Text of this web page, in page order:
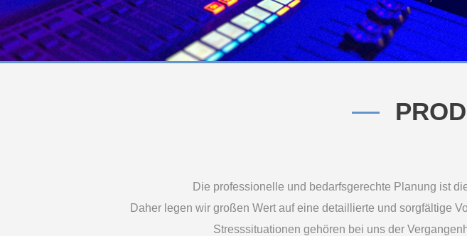
Die professionelle und bedarfsgerechte Planung ist
Daher legen wir großen Wert auf eine detaillierte und sorgfältige
Stresssituationen gehören bei uns der